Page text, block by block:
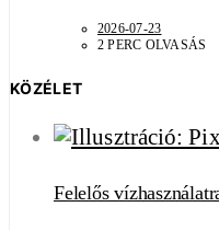
2026-07-23
2 PERC OLVASÁS
KÖZÉLET
Felelős